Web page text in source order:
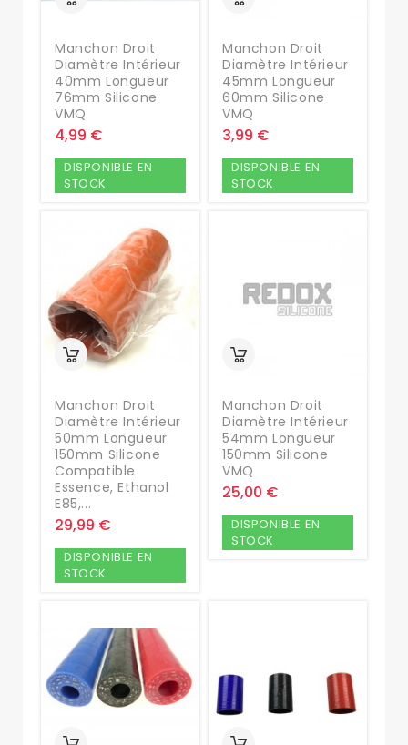
Manchon Droit
Diamètre Intérieur
40mm Longueur
76mm Silicone
VMQ
4,99 €
DISPONIBLE EN
STOCK
Manchon Droit
Diamètre Intérieur
45mm Longueur
60mm Silicone
VMQ
3,99 €
DISPONIBLE EN
STOCK
Manchon Droit
Diamètre Intérieur
50mm Longueur
150mm Silicone
Compatible
Essence, Ethanol
E85,...
29,99 €
DISPONIBLE EN
STOCK
Manchon Droit
Diamètre Intérieur
54mm Longueur
150mm Silicone
VMQ
25,00 €
DISPONIBLE EN
STOCK